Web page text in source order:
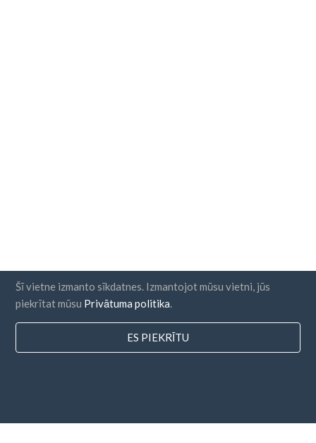
Šī vietne izmanto sīkdatnes. Izmantojot mūsu vietni, jūs
piekrītat mūsu Privātuma politika
ES PIEKRĪTU